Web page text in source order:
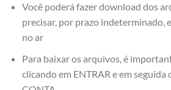
Você poderá fazer download dos
precisar, por prazo indeterminado,
no ar
Para baixar os arquivos, é
clicando em ENTRAR e em